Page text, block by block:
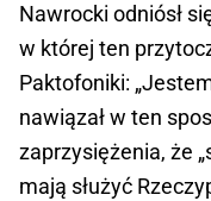
Nawrocki odniósł
w której ten
Paktofoniki:
nawiązał w ten
zaprzysiężenia, że
mają służyć